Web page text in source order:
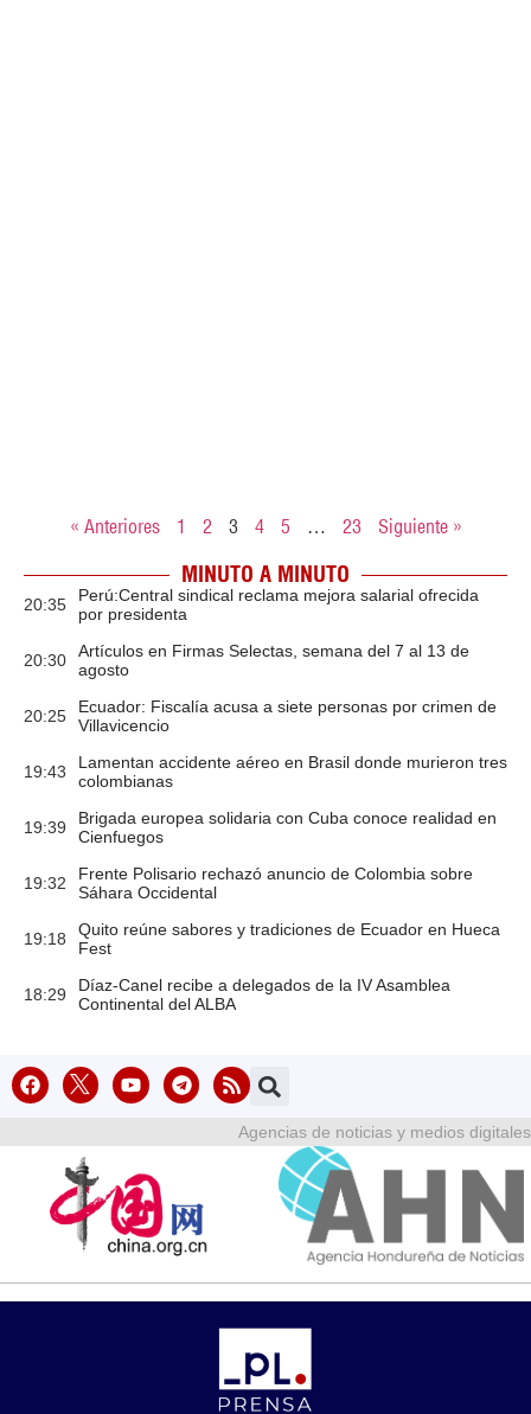
« Anteriores 1 2 3 4 5 … 23 Siguiente »
MINUTO A MINUTO
20:35
Perú:Central sindical reclama mejora salarial ofrecida
por presidenta
20:30
Artículos en Firmas Selectas, semana del 7 al 13 de
agosto
20:25
Ecuador: Fiscalía acusa a siete personas por crimen de
Villavicencio
19:43
Lamentan accidente aéreo en Brasil donde murieron tres
colombianas
19:39
Brigada europea solidaria con Cuba conoce realidad en
Cienfuegos
19:32
Frente Polisario rechazó anuncio de Colombia sobre
Sáhara Occidental
19:18
Quito reúne sabores y tradiciones de Ecuador en Hueca
Fest
18:29
Díaz-Canel recibe a delegados de la IV Asamblea
Continental del ALBA
Agencias de noticias y medios digitales